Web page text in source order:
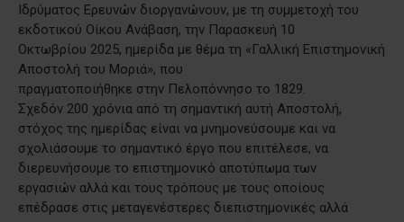
Ιδρύματος Ερευνών διοργανώνουν, με τη συμμετοχή του
εκδοτικού Οίκου Ανάβαση, την Παρασκευή 10
Οκτωβρίου 2025, ημερίδα με θέμα τη «Γαλλική Επιστημονική
Αποστολή του Μοριά», που
πραγματοποιήθηκε στην Πελοπόννησο το 1829.
Σχεδόν 200 χρόνια από τη σημαντική αυτή Αποστολή,
στόχος της ημερίδας είναι να μνημονεύσουμε και να
σχολιάσουμε το σημαντικό έργο που επιτέλεσε, να
διερευνήσουμε το επιστημονικό αποτύπωμα των
εργασιών αλλά και τους τρόπους με τους οποίους
επέδρασε στις μεταγενέστερες διεπιστημονικές αλλά